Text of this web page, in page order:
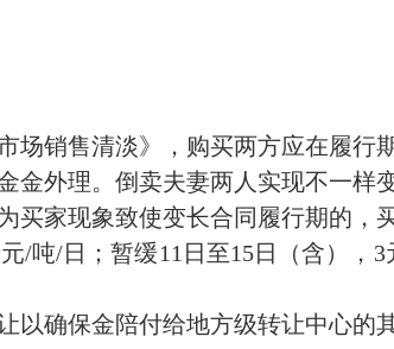
场销售清淡》， 购买两方应在履行
金外理。倒卖夫妻两人实现不一样
买家现象致使变长合同履行期的，
/吨/日；暂缓11日至15日（含），3
确保金陪付给地方级转让中心的